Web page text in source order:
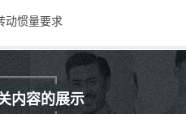
动惯量要求
内容的展示